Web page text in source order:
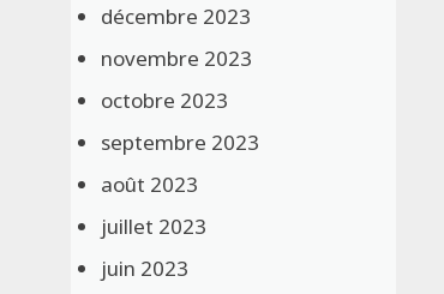
décembre 2023
novembre 2023
octobre 2023
septembre 2023
août 2023
juillet 2023
juin 2023